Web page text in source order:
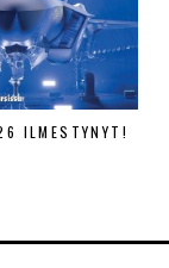
ILMESTYNYT!